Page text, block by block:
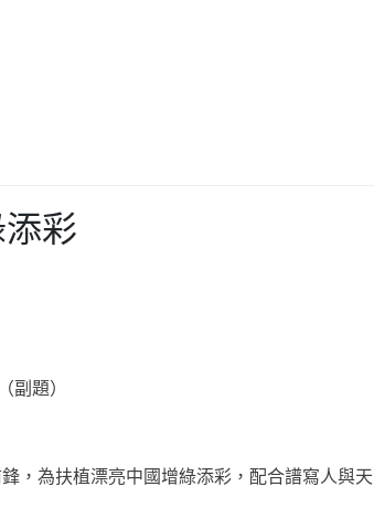
彩
副題）
，為扶植漂亮中國增綠添彩，配合譜寫人與天